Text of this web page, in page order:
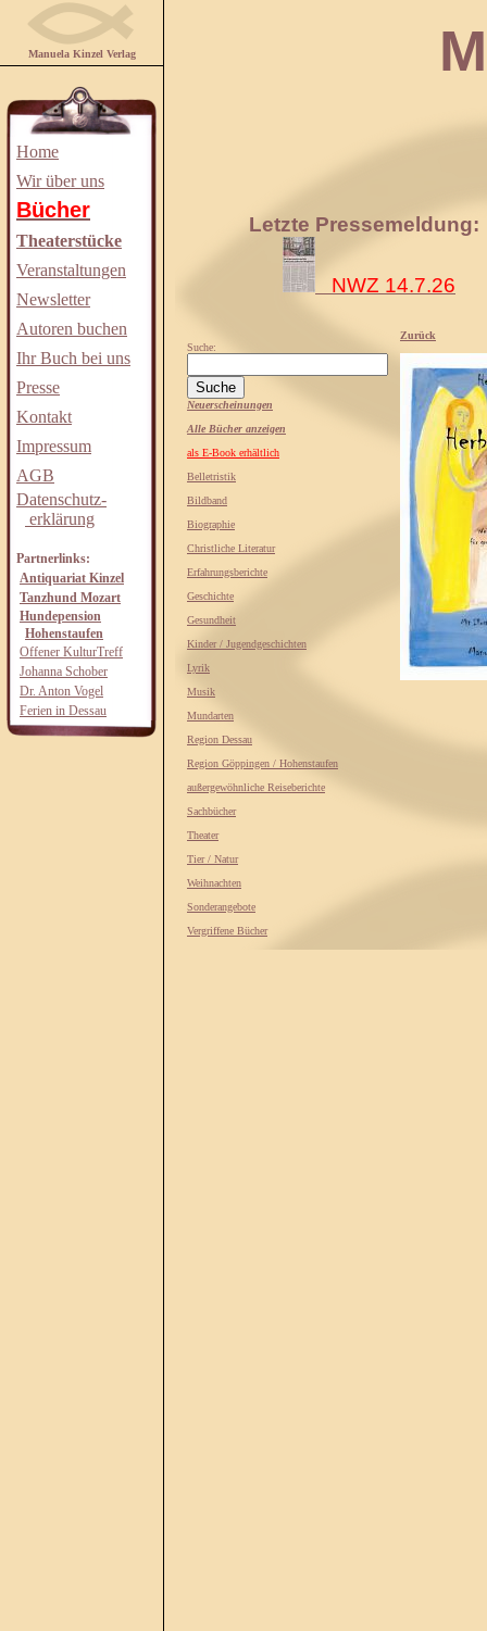
Manuela Kinzel Verlag
Home
Wir über uns
Bücher
Theaterstücke
Veranstaltungen
Newsletter
Autoren buchen
Ihr Buch bei uns
Presse
Kontakt
Impressum
AGB
Datenschutz-
erklärung
Partnerlinks:
Antiquariat Kinzel
Tanzhund Mozart
Hundepension
Hohenstaufen
Offener KulturTreff
Johanna Schober
Dr. Anton Vogel
Ferien in Dessau
Letzte Pressemeldung:
NWZ 14.7.26
Suche:
Neuerscheinungen
Alle Bücher anzeigen
als E-Book erhältlich
Belletristik
Bildband
Biographie
Christliche Literatur
Erfahrungsberichte
Geschichte
Gesundheit
Kinder / Jugendgeschichten
Lyrik
Musik
Mundarten
Region Dessau
Region Göppingen / Hohenstaufen
außergewöhnliche Reiseberichte
Sachbücher
Theater
Tier / Natur
Weihnachten
Sonderangebote
Vergriffene Bücher
Zurück